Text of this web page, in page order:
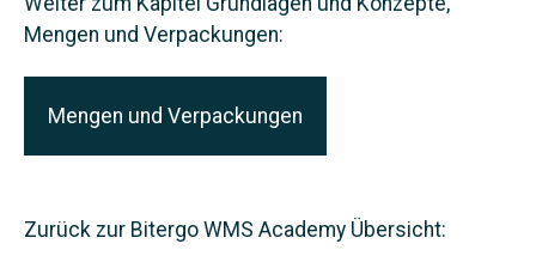
Mengen und Verpackungen:
Mengen und Verpackungen
Zurück zur Bitergo WMS Academy Übersicht: